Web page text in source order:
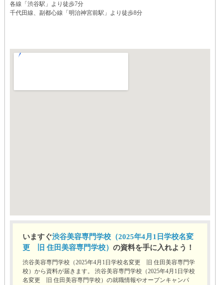
各線「渋谷駅」より徒歩7分
千代田線、副都心線「明治神宮前駅」より徒歩8分
いますぐ渋谷美容専門学校（2025年4月1日学校名変
更 旧 住田美容専門学校） の資料を手に入れよう！
渋谷美容専門学校（2025年4月1日学校名変更 旧 住田美容専門学
校）から資料が届きます。 渋谷美容専門学校（2025年4月1日学校
名変更 旧 住田美容専門学校）の就職情報やオープンキャンパ